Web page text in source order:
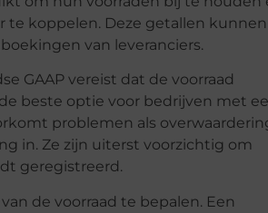
koppelen. Deze getallen kunnen
van leveranciers.
GAAP vereist dat de voorraad
beste optie voor bedrijven met
problemen als
in. Ze zijn uiterst voorzichtig om
geregistreerd.
de voorraad te bepalen. Een